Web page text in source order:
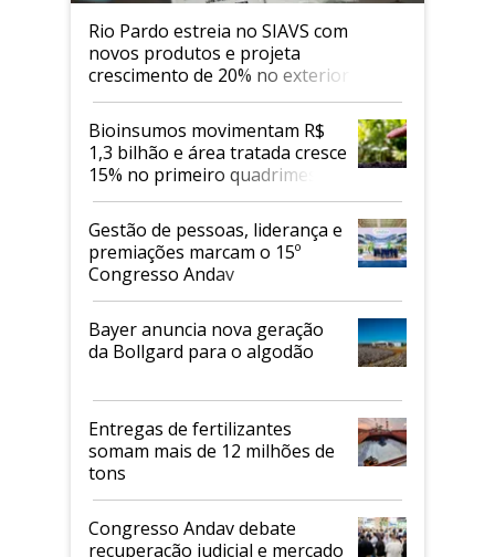
Rio Pardo estreia no SIAVS com
novos produtos e projeta
crescimento de 20% no exterior
Bioinsumos movimentam R$
1,3 bilhão e área tratada cresce
15% no primeiro quadrimestre
de 2026
Gestão de pessoas, liderança e
premiações marcam o 15º
Congresso Andav
Bayer anuncia nova geração
da Bollgard para o algodão
Entregas de fertilizantes
somam mais de 12 milhões de
tons
Congresso Andav debate
recuperação judicial e mercado